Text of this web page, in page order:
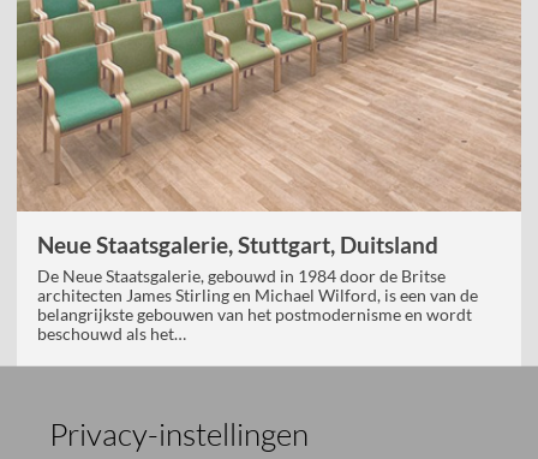
Privacy-instellingen
Neue Staatsgalerie, Stuttgart, Duitsland
De Neue Staatsgalerie, gebouwd in 1984 door de Britse
architecten James Stirling en Michael Wilford, is een van de
belangrijkste gebouwen van het postmodernisme en wordt
beschouwd als het…